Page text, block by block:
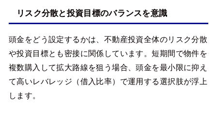
リスク分散と投資目標のバランスを意識
頭金をどう設定するかは、不動産投資全体のリスク分散
や投資目標とも密接に関係しています。短期間で物件を
複数購入して拡大路線を狙う場合、頭金を最小限に抑え
て高いレバレッジ（借入比率）で運用する選択肢が浮上
します。